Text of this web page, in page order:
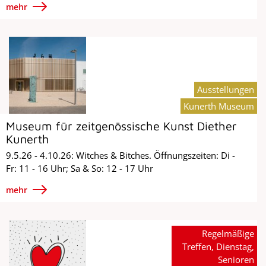
mehr
Museum für zeitgenössische Kunst Diether
Kunerth
9.5.26 - 4.10.26: Witches & Bitches. Öffnungszeiten: Di -
Fr: 11 - 16 Uhr; Sa & So: 12 - 17 Uhr
mehr
Ausstellungen
Kunerth Museum
Regelmäßige
Treffen, Dienstag,
Senioren